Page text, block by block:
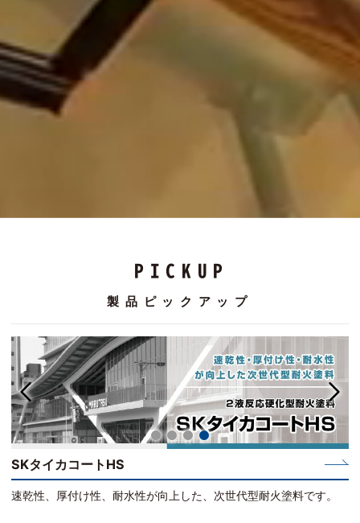
PICKUP
製品ピックアップ
。
エスケーバイオマス無機GR
卓越した超耐候性で建物の長寿命化を実現し、バイオマス原料の